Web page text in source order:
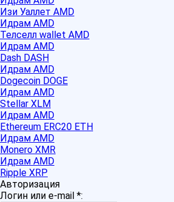
Изи Уаллет AMD
Идрам AMD
Телселл wallet AMD
Идрам AMD
Dash DASH
Идрам AMD
Dogecoin DOGE
Идрам AMD
Stellar XLM
Идрам AMD
Ethereum ERC20 ETH
Идрам AMD
Monero XMR
Идрам AMD
Ripple XRP
Авторизация
Логин или e-mail *: